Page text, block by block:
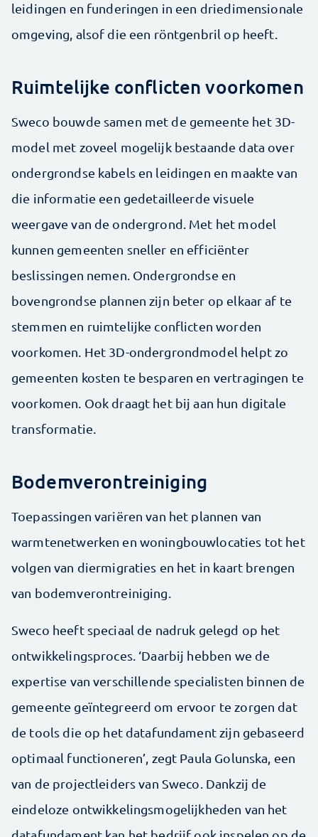
leidingen en funderingen in een driedimensionale
omgeving, alsof die een röntgenbril op heeft.
Ruimtelijke conflicten voorkomen
Sweco bouwde samen met de gemeente het 3D-
model met zoveel mogelijk bestaande data over
ondergrondse kabels en leidingen en maakte van
die informatie een gedetailleerde visuele
weergave van de ondergrond. Met het model
kunnen gemeenten sneller en efficiënter
beslissingen nemen. Ondergrondse en
bovengrondse plannen zijn beter op elkaar af te
stemmen en ruimtelijke conflicten worden
voorkomen. Het 3D-ondergrondmodel helpt zo
gemeenten kosten te besparen en vertragingen te
voorkomen. Ook draagt het bij aan hun digitale
transformatie.
Bodemverontreiniging
Toepassingen variëren van het plannen van
warmtenetwerken en woningbouwlocaties tot het
volgen van diermigraties en het in kaart brengen
van bodemverontreiniging.
Sweco heeft speciaal de nadruk gelegd op het
ontwikkelingsproces. ‘Daarbij hebben we de
expertise van verschillende specialisten binnen de
gemeente geïntegreerd om ervoor te zorgen dat
de tools die op het datafundament zijn gebaseerd
optimaal functioneren’, zegt Paula Golunska, een
van de projectleiders van Sweco. Dankzij de
eindeloze ontwikkelingsmogelijkheden van het